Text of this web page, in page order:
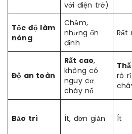
với điện trở)
Tốc độ làm
nóng
Chậm,
nhưng ổn
định
Rất
Độ an toàn
Rất cao,
không có
nguy cơ
cháy nổ
rò
Bảo trì Ít, đơn giản Ít